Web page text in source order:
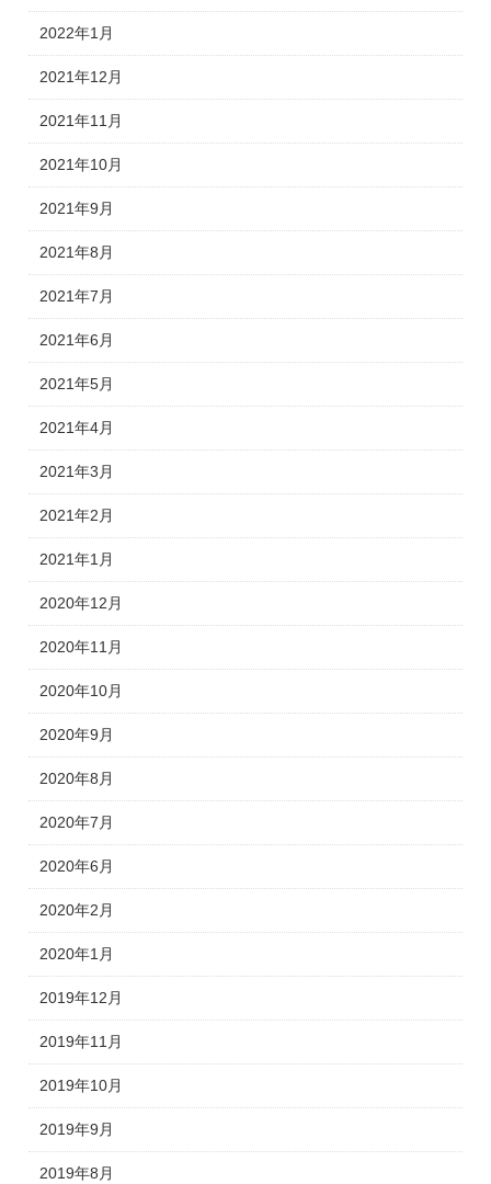
2022年1月
2021年12月
2021年11月
2021年10月
2021年9月
2021年8月
2021年7月
2021年6月
2021年5月
2021年4月
2021年3月
2021年2月
2021年1月
2020年12月
2020年11月
2020年10月
2020年9月
2020年8月
2020年7月
2020年6月
2020年2月
2020年1月
2019年12月
2019年11月
2019年10月
2019年9月
2019年8月